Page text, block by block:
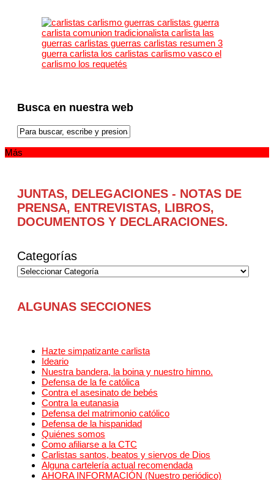
Busca en nuestra web
Más
JUNTAS, DELEGACIONES - NOTAS DE
PRENSA, ENTREVISTAS, LIBROS,
DOCUMENTOS Y DECLARACIONES.
Categorías
ALGUNAS SECCIONES
Hazte simpatizante carlista
Ideario
Nuestra bandera, la boina y nuestro himno.
Defensa de la fe católica
Contra el asesinato de bebés
Contra la eutanasia
Defensa del matrimonio católico
Defensa de la hispanidad
Quiénes somos
Como afiliarse a la CTC
Carlistas santos, beatos y siervos de Dios
Alguna cartelería actual recomendada
AHORA INFORMACIÓN (Nuestro periódico)